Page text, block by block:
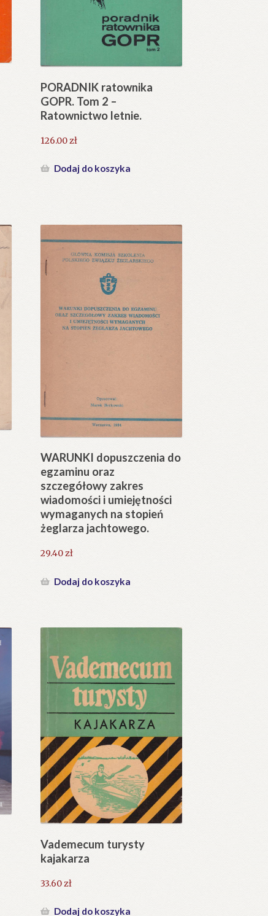
PORADNIK ratownika
GOPR. Tom 2 –
Ratownictwo letnie.
126.00zł
Dodaj do koszyka
WARUNKI dopuszczenia do
egzaminu oraz
szczegółowy zakres
wiadomości i umiejętności
wymaganych na stopień
żeglarza jachtowego.
29.40zł
Dodaj do koszyka
Vademecum turysty
kajakarza
33.60zł
Dodaj do koszyka